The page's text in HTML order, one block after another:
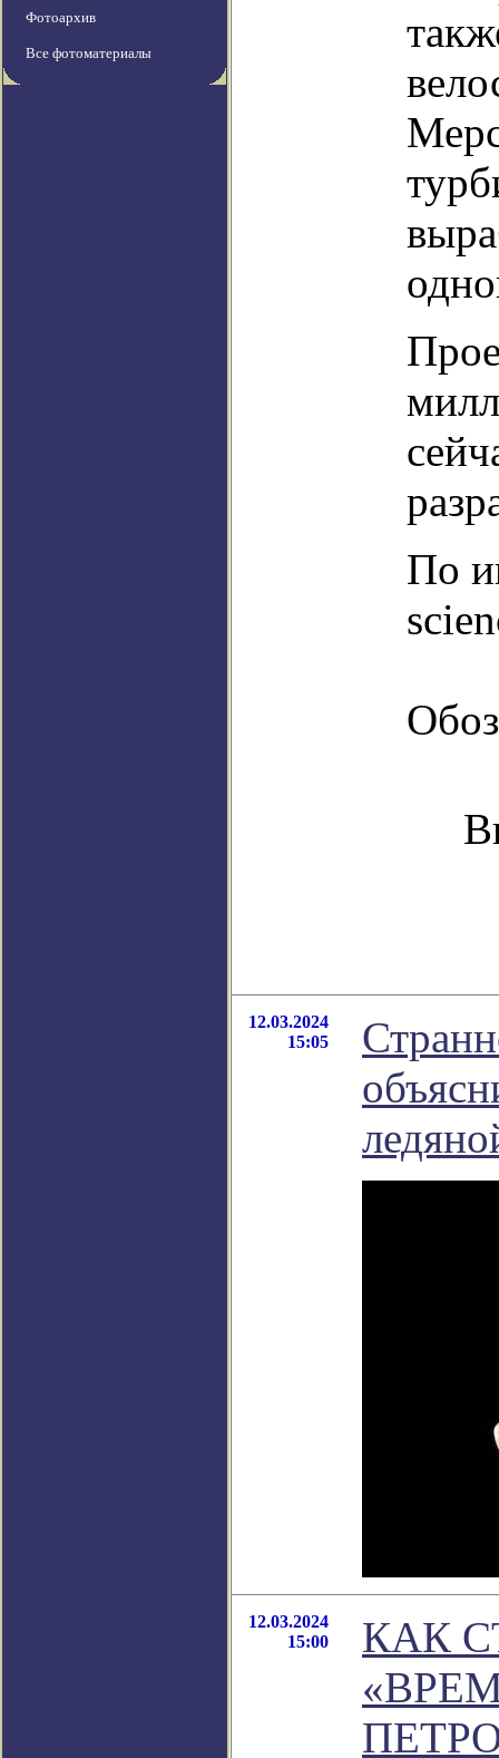
Фотоархив
Все фотоматериалы
По
12.03.2024
15:05
12.03.2024
15:00
КАК